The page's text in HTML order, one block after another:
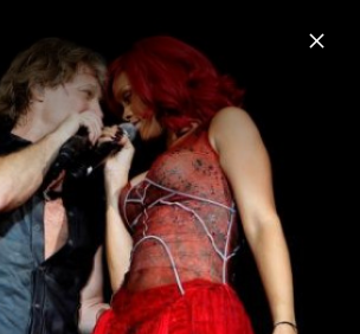
Menu
Musik Videos Fotos Biografie
Me Up" (2022)